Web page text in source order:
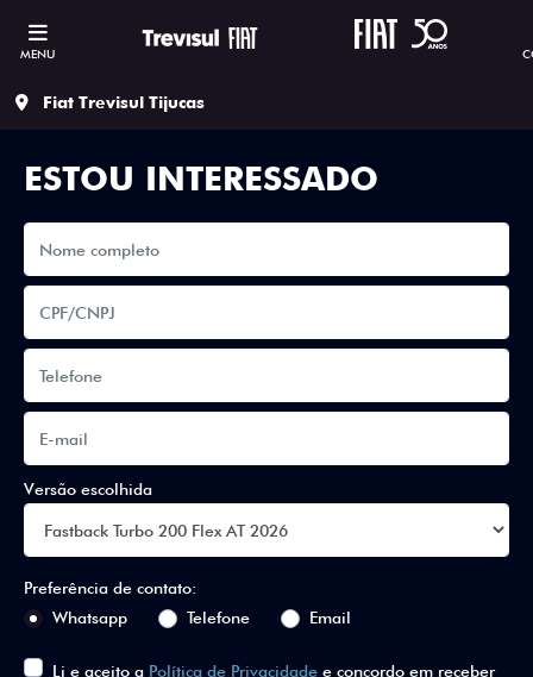
MENU
Fiat Trevisul Tijucas
ESTOU INTERESSADO
Versão escolhida
Preferência de contato:
Whatsapp
Telefone Email
Li e aceito a Política de Privacidade e concordo em receber